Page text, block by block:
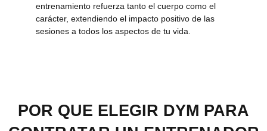
entrenamiento refuerza tanto el cuerpo como el
carácter, extendiendo el impacto positivo de las
sesiones a todos los aspectos de tu vida.
POR QUE ELEGIR DYM PARA